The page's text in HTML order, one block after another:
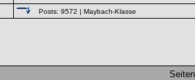
Posts: 9572 | Maybach-Klasse